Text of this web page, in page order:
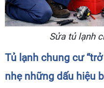
Sửa tủ lạnh
Tủ lạnh chung cư
nhẹ những dấu hiệu